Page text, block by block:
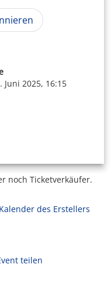
Juni 2025, 16:15
noch Ticketverkäufer.
Kalender des Erstellers
teilen